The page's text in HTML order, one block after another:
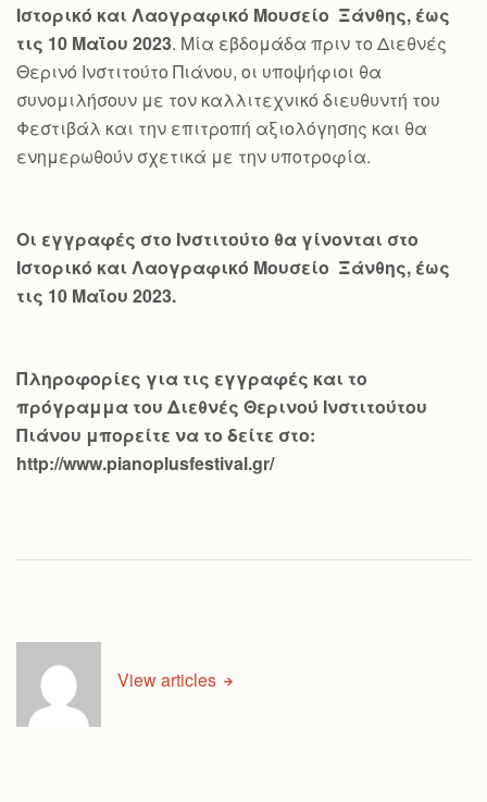
Ιστορικό και Λαογραφικό Μουσείο Ξάνθης, έως
τις 10 Μαΐου 2023. Μία εβδομάδα πριν το Διεθνές
Θερινό Ινστιτούτο Πιάνου, οι υποψήφιοι θα
συνομιλήσουν με τον καλλιτεχνικό διευθυντή του
Φεστιβάλ και την επιτροπή αξιολόγησης και θα
ενημερωθούν σχετικά με την υποτροφία.
Οι εγγραφές στο Ινστιτούτο θα γίνονται στο
Ιστορικό και Λαογραφικό Μουσείο Ξάνθης, έως
τις 10 Μαΐου 2023.
Πληροφορίες για τις εγγραφές και το
πρόγραμμα του Διεθνές Θερινού Ινστιτούτου
Πιάνου μπορείτε να το δείτε στο:
http://www.pianoplusfestival.gr/
View articles